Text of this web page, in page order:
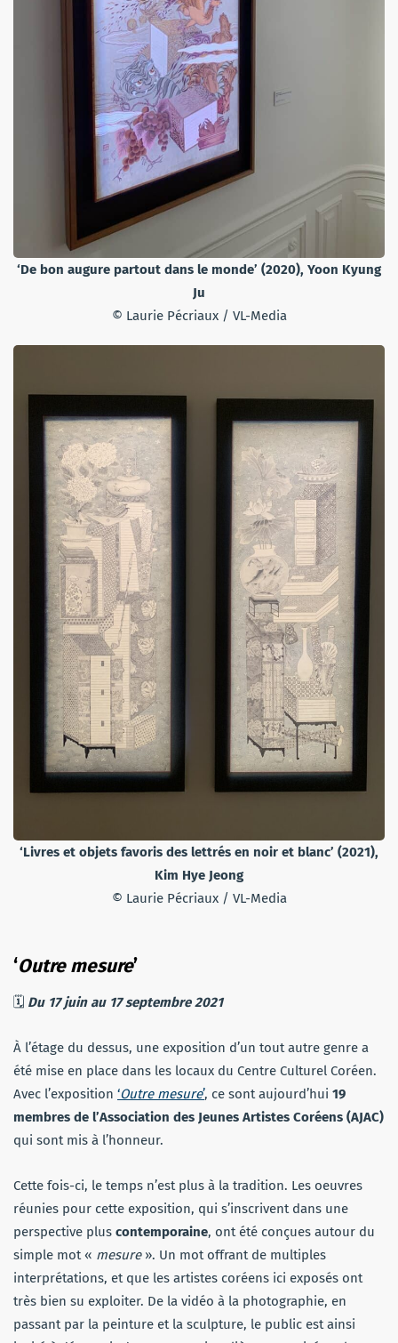
‘De bon augure partout dans le monde’ (2020), Yoon Kyung
Ju
© Laurie Pécriaux / VL-Media
‘Livres et objets favoris des lettrés en noir et blanc’ (2021),
Kim Hye Jeong
© Laurie Pécriaux / VL-Media
‘Outre mesure’
🗓 Du 17 juin au 17 septembre 2021
À l’étage du dessus, une exposition d’un tout autre genre a
été mise en place dans les locaux du Centre Culturel Coréen.
Avec l’exposition ‘Outre mesure’, ce sont aujourd’hui 19
membres de l’Association des Jeunes Artistes Coréens (AJAC)
qui sont mis à l’honneur.
Cette fois-ci, le temps n’est plus à la tradition. Les oeuvres
réunies pour cette exposition, qui s’inscrivent dans une
perspective plus contemporaine, ont été conçues autour du
simple mot « mesure». Un mot offrant de multiples
interprétations, et que les artistes coréens ici exposés ont
très bien su exploiter. De la vidéo à la photographie, en
passant par la peinture et la sculpture, le public est ainsi